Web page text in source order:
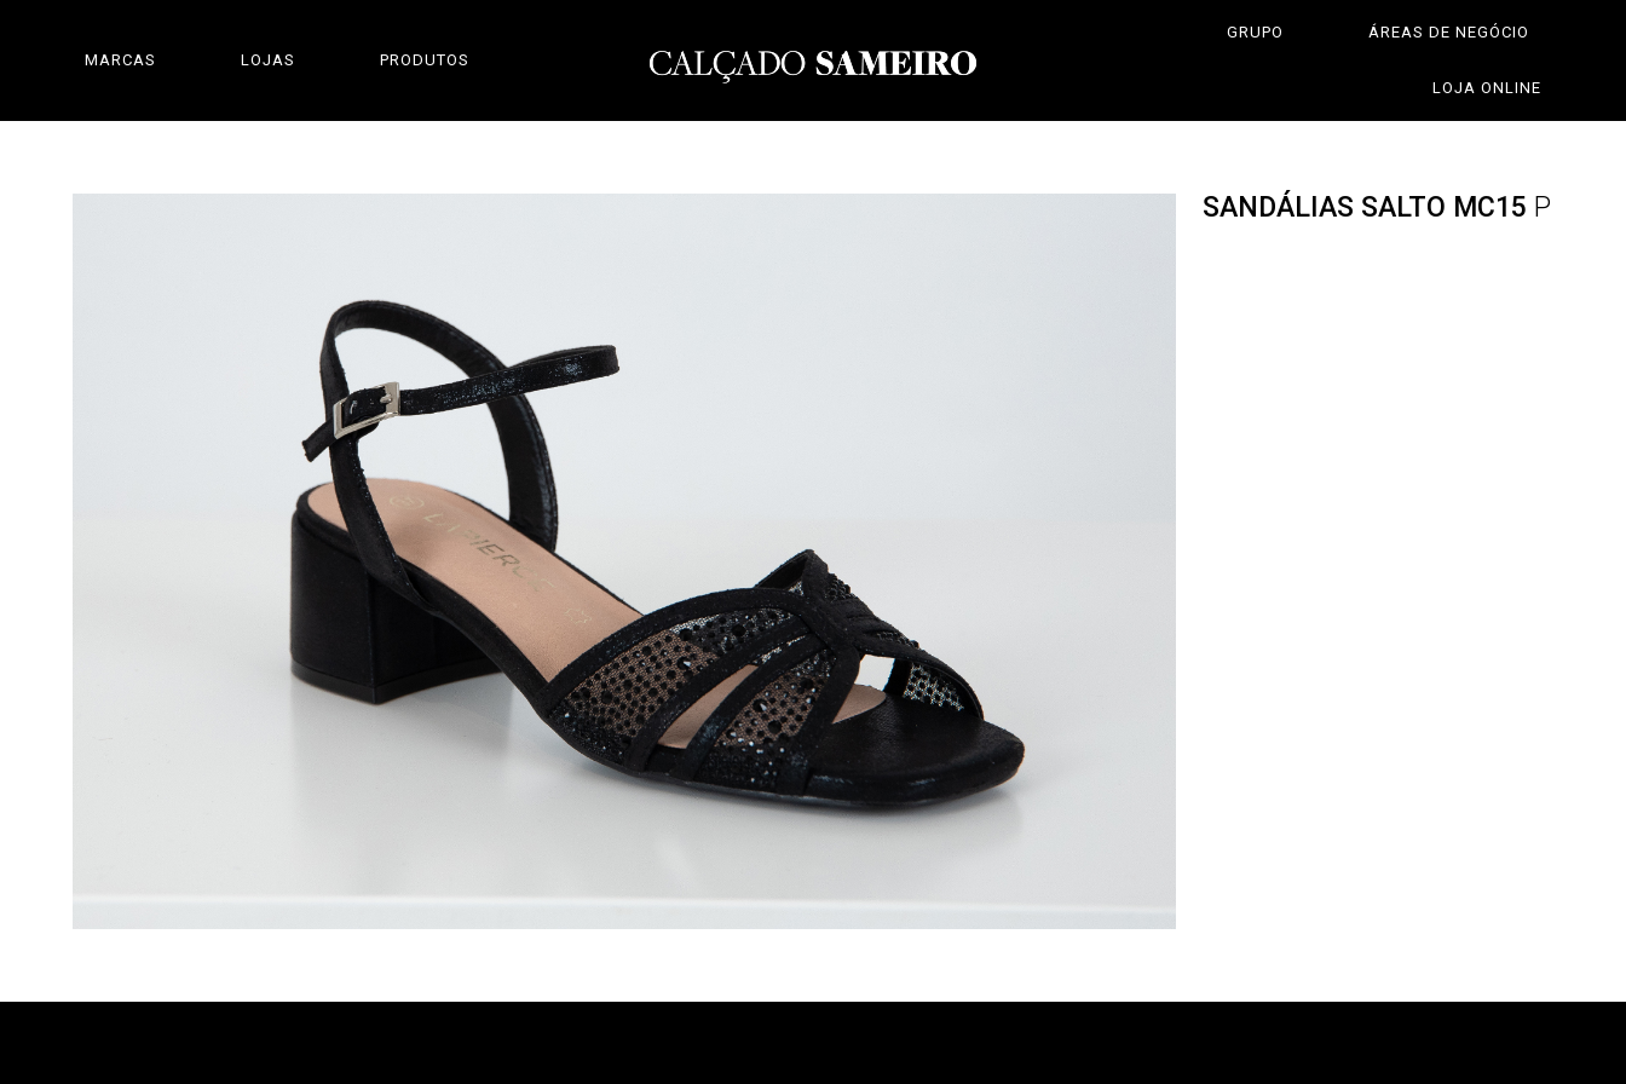
MARCAS LOJAS PRODUTOS
GRUPO ÁREAS DE NEGÓCIO
LOJA ONLINE
SANDÁLIAS SALTO MC15 P